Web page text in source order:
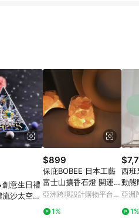
買以下類別商品，將無法獲
」全館商品。 4. 如取消訂
惠後之最終發票金額計算，
6. 訂單如有使用東森購物
於東森幣、樂透金、東森現金
依東森購物ETMall之結帳頁面
商品最高回饋點數」機制(特
一訂單中同一商品不論件數
物所設定的回饋機制為準。
商品資料更新會有時間差，
品與東森購物ETMall銷售網
有贈點爭議，請務必於訂單
詢；若超過180天(含)以上進
點數紅包僅限指定商品使
紅包之適用商品與使用條件
創意生日禮
沙太空人
匙扣立體
$899
保庇BOBEE 日本工藝
富士山擴香石燈 開運水
晶擴香燈 (任選顏色)
亞洲跨境設計購物平台
1%
西班
動態
色玄
亞洲
1%